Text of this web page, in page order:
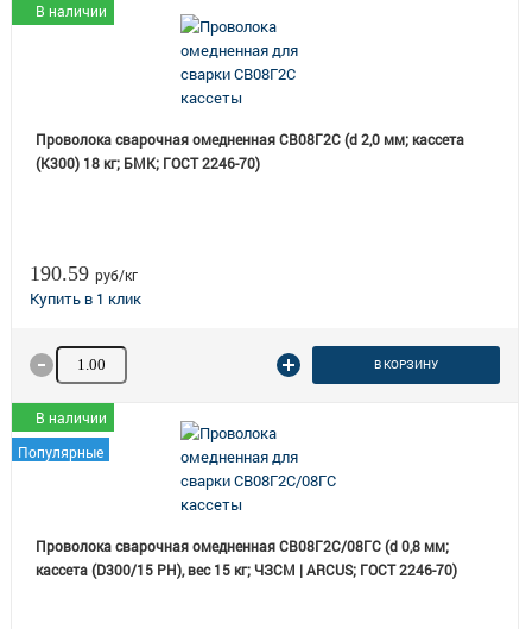
В наличии
Проволока сварочная омедненная СВ08Г2С (d 2,0 мм; кассета
(К300) 18 кг; БМК; ГОСТ 2246-70)
190.59 руб/кг
Количество товара В КОРЗИНУ
В наличии
Популярные
Проволока сварочная омедненная СВ08Г2С/08ГС (d 0,8 мм;
кассета (D300/15 РН), вес 15 кг; ЧЗСМ | ARCUS; ГОСТ 2246-70)